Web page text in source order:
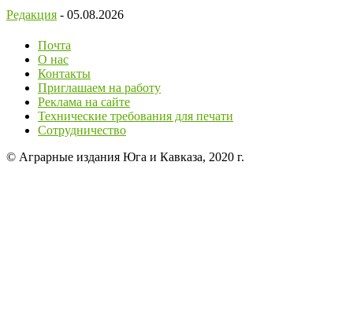
Редакция - 05.08.2026
Почта
О нас
Контакты
Приглашаем на работу
Реклама на сайте
Технические требования для печати
Сотрудничество
© Аграрные издания Юга и Кавказа, 2020 г.